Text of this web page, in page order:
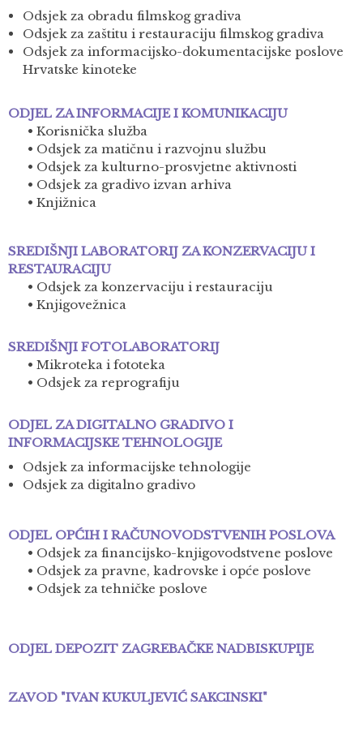
Odsjek za obradu filmskog gradiva
Odsjek za zaštitu i restauraciju filmskog gradiva
Odsjek za informacijsko-dokumentacijske poslove
Hrvatske kinoteke
ODJEL ZA INFORMACIJE I KOMUNIKACIJU
• Korisnička služba
• Odsjek za matičnu i razvojnu službu
• Odsjek za kulturno-prosvjetne aktivnosti
• Odsjek za gradivo izvan arhiva
• Knjižnica
SREDIŠNJI LABORATORIJ ZA KONZERVACIJU I
RESTAURACIJU
• Odsjek za konzervaciju i restauraciju
• Knjigovežnica
SREDIŠNJI FOTOLABORATORIJ
• Mikroteka i fototeka
• Odsjek za reprografiju
ODJEL ZA DIGITALNO GRADIVO I
INFORMACIJSKE TEHNOLOGIJE
Odsjek za informacijske tehnologije
Odsjek za digitalno gradivo
ODJEL OPĆIH I RAČUNOVODSTVENIH POSLOVA
• Odsjek za financijsko-knjigovodstvene poslove
• Odsjek za pravne, kadrovske i opće poslove
• Odsjek za tehničke poslove
ODJEL DEPOZIT ZAGREBAČKE NADBISKUPIJE
ZAVOD "IVAN KUKULJEVIĆ SAKCINSKI"